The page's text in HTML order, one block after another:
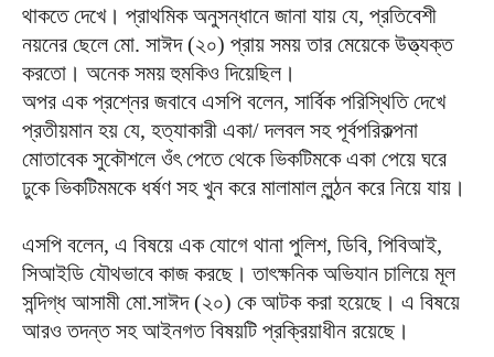
থাকতে দেখে। প্রাথমিক অনুসন্ধানে জানা যায় যে, প্রতিবেশী
নয়নের ছেলে মো. সাঈদ (২০) প্রায় সময় তার মেয়েকে উত্ত্যক্ত
করতো। অনেক সময় হুমকিও দিয়েছিল।
অপর এক প্রশ্নের জবাবে এসপি বলেন, সার্বিক পরিস্থিতি দেখে
প্রতীয়মান হয় যে, হত্যাকারী একা/ দলবল সহ পূর্বপরিকল্পনা
মোতাবেক সুকৌশলে ওঁৎ পেতে থেকে ভিকটিমকে একা পেয়ে ঘরে
ঢুকে ভিকটিমমকে ধর্ষণ সহ খুন করে মালামাল লুন্ঠন করে নিয়ে যায়।
এসপি বলেন, এ বিষয়ে এক যোগে থানা পুলিশ, ডিবি, পিবিআই,
সিআইডি যৌথভাবে কাজ করছে। তাৎক্ষনিক অভিযান চালিয়ে মূল
সন্দিগ্ধ আসামী মো.সাঈদ (২০) কে আটক করা হয়েছে। এ বিষয়ে
আরও তদন্ত সহ আইনগত বিষয়টি প্রক্রিয়াধীন রয়েছে।